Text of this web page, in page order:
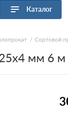
Каталог
Сортовой
мм 6 м